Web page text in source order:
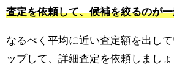
査定を依頼して、候補を絞るのが
なるべく平均に近い査定額を出し
ップして、詳細査定を依頼しましょ